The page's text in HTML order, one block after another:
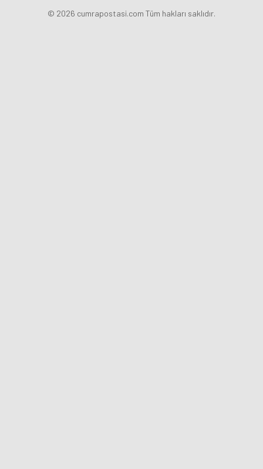
© 2026 cumrapostasi.com Tüm hakları saklıdır.